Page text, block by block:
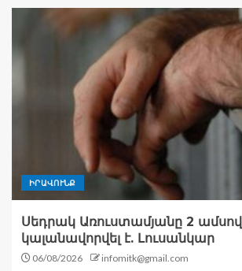
ԻՐԱՎՈՒՆՔ
Սեդրակ Առուստամյանը 2 ամսով
կալանավորվել է. Լուսանկար
06/08/2026 infomitk@gmail.com